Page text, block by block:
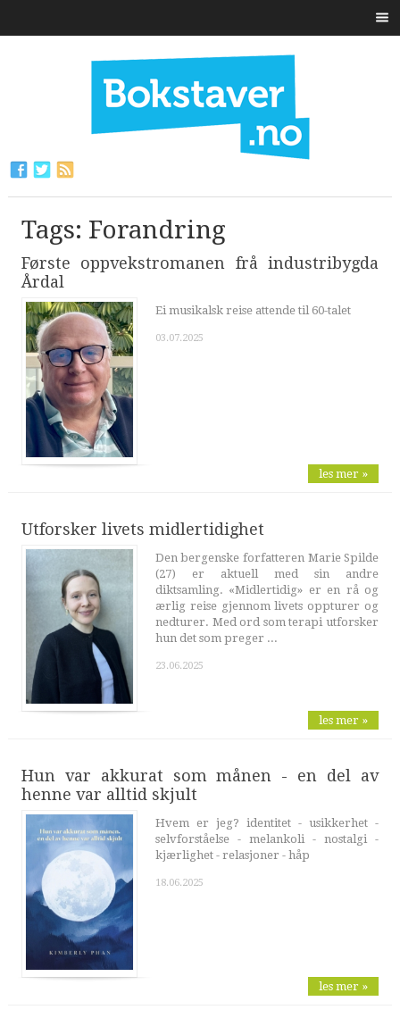
Tags: Forandring
Første oppvekstromanen frå industribygda
Årdal
Ei musikalsk reise attende til 60-talet
03.07.2025
les mer »
Utforsker livets midlertidighet
Den bergenske forfatteren Marie Spilde
(27) er aktuell med sin andre
diktsamling. «Midlertidig» er en rå og
ærlig reise gjennom livets oppturer og
nedturer. Med ord som terapi utforsker
hun det som preger ...
23.06.2025
les mer »
Hun var akkurat som månen - en del av
henne var alltid skjult
Hvem er jeg? identitet - usikkerhet -
selvforståelse - melankoli - nostalgi -
kjærlighet - relasjoner - håp
18.06.2025
les mer »